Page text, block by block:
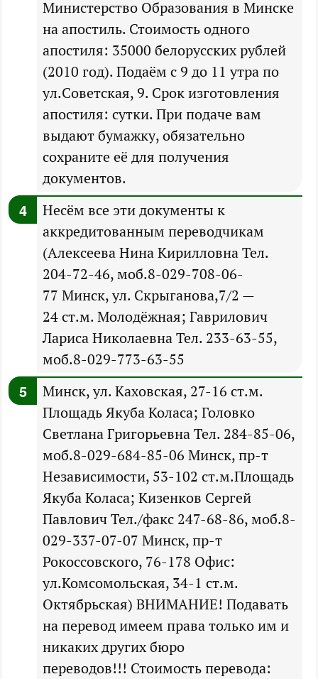
Министерство Образования в Минске
на апостиль. Стоимость одного
апостиля: 35000 белорусских рублей
(2010 год). Подаём с 9 до 11 утра по
ул.Советская, 9. Срок изготовления
апостиля: сутки. При подаче вам
выдают бумажку, обязательно
сохраните её для получения
документов.
Несём все эти документы к
аккредитованным переводчикам
(Алексеева Нина Кирилловна Тел.
204-72-46, моб.8-029-708-06-
77 Минск, ул. Скрыганова,7/2 —
24 ст.м. Молодёжная; Гаврилович
Лариса Николаевна Тел. 233-63-55,
моб.8-029-773-63-55
Минск, ул. Каховская, 27-16 ст.м.
Площадь Якуба Коласа; Головко
Светлана Григорьевна Тел. 284-85-06,
моб.8-029-684-85-06 Минск, пр-т
Независимости, 53-102 ст.м.Площадь
Якуба Коласа; Кизенков Сергей
Павлович Тел./факс 247-68-86, моб.8-
029-337-07-07 Минск, пр-т
Рокоссовского, 76-178 Офис:
ул.Комсомольская, 34-1 ст.м.
Октябрьская) ВНИМАНИЕ! Подавать
на перевод имеем права только им и
никаких других бюро
переводов!!! Стоимость перевода: